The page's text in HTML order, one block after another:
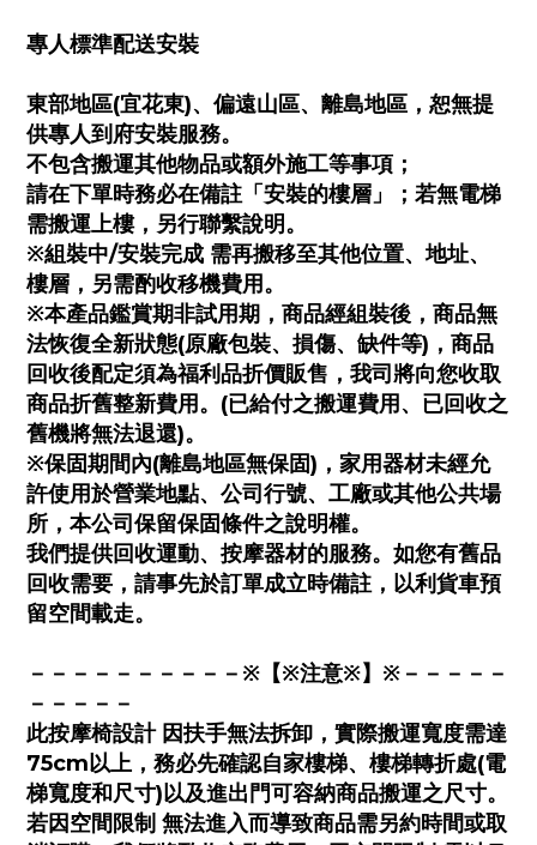
專人標準配送安裝
東部地區(宜花東)、偏遠山區、離島地區，恕無提
供專人到府安裝服務。
不包含搬運其他物品或額外施工等事項；
請在下單時務必在備註「安裝的樓層」；若無電梯
需搬運上樓，另行聯繫說明。
※組裝中/安裝完成 需再搬移至其他位置、地址、
樓層，另需酌收移機費用。
※本產品鑑賞期非試用期，商品經組裝後，商品無
法恢復全新狀態(原廠包裝、損傷、缺件等)，商品
回收後配定須為福利品折價販售，我司將向您收取
商品折舊整新費用。(已給付之搬運費用、已回收之
舊機將無法退還)。
※保固期間內(離島地區無保固)，家用器材未經允
許使用於營業地點、公司行號、工廠或其他公共場
所，本公司保留保固條件之說明權。
我們提供回收運動、按摩器材的服務。如您有舊品
回收需要，請事先於訂單成立時備註，以利貨車預
留空間載走。
－－－－－－－－－－※【※注意※】※－－－－－
－－－－－
此按摩椅設計 因扶手無法拆卸，實際搬運寬度需達
75cm以上，務必先確認自家樓梯、樓梯轉折處(電
梯寬度和尺寸)以及進出門可容納商品搬運之尺寸。
若因空間限制 無法進入而導致商品需另約時間或取